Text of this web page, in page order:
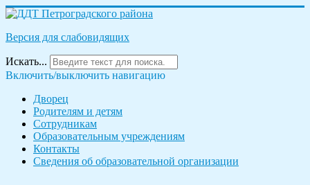
Версия для слабовидящих
Искать...
Включить/выключить навигацию
Дворец
Родителям и детям
Сотрудникам
Образовательным учреждениям
Контакты
Сведения об образовательной организации